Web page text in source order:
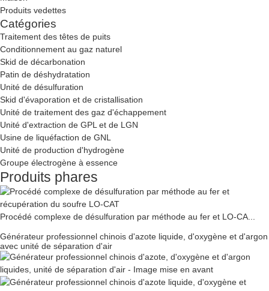
Produits vedettes
Catégories
Traitement des têtes de puits
Conditionnement au gaz naturel
Skid de décarbonation
Patin de déshydratation
Unité de désulfuration
Skid d'évaporation et de cristallisation
Unité de traitement des gaz d'échappement
Unité d'extraction de GPL et de LGN
Usine de liquéfaction de GNL
Unité de production d'hydrogène
Groupe électrogène à essence
Produits phares
Procédé complexe de désulfuration par méthode au fer et LO-CA...
Générateur professionnel chinois d'azote liquide, d'oxygène et d'argon
avec unité de séparation d'air